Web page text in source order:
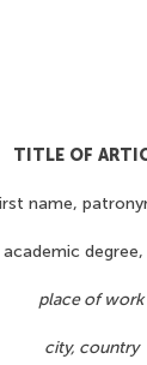
TITLE OF
name,
academic
place of work
city, country